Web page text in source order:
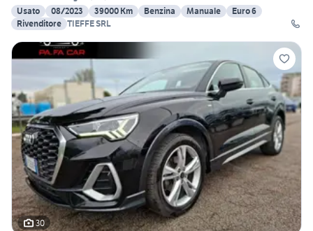
Usato
08/2023 39000 Km Benzina Manuale
Euro 6
Rivenditore TIEFFE SRL
30